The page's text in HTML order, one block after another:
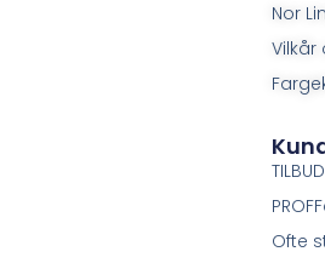
Nor
Vilkår
TILBUD
Ofte